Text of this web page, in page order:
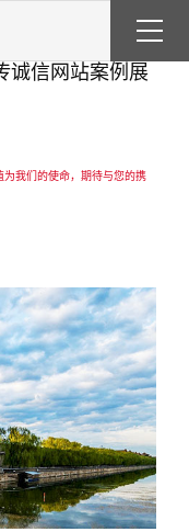
诚信网站案例展
我们的使命，期待与您的携